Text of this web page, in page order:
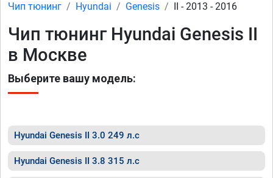
Чип тюнинг Hyundai Genesis II - 2013 - 2016
Чип тюнинг Hyundai Genesis II
в Москве
Выберите вашу модель:
Hyundai Genesis II 3.0 249 л.с
Hyundai Genesis II 3.8 315 л.с